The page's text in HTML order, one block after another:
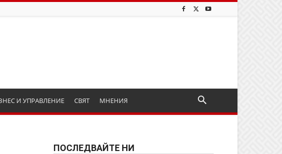
И УПРАВЛЕНИЕ СВЯТ МНЕНИЯ
ПОСЛЕДВАЙТЕ НИ